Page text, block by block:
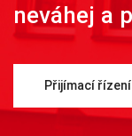
neváhej a
Přijímací řízení